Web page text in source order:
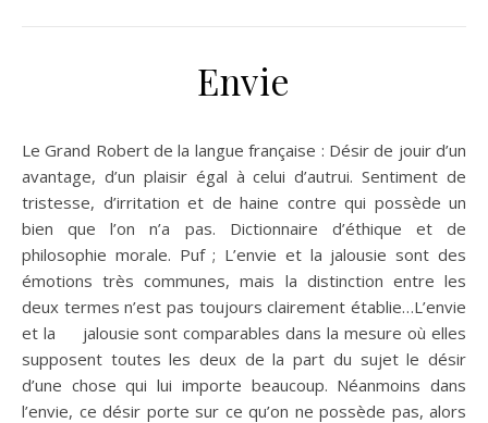
Envie
Le Grand Robert de la langue française : Désir de jouir d’un
avantage, d’un plaisir égal à celui d’autrui. Sentiment de
tristesse, d’irritation et de haine contre qui possède un
bien que l’on n’a pas. Dictionnaire d’éthique et de
philosophie morale. Puf ; L’envie et la jalousie sont des
émotions très communes, mais la distinction entre les
deux termes n’est pas toujours clairement établie…L’envie
et la jalousie sont comparables dans la mesure où elles
supposent toutes les deux de la part du sujet le désir
d’une chose qui lui importe beaucoup. Néanmoins dans
l’envie, ce désir porte sur ce qu’on ne possède pas, alors